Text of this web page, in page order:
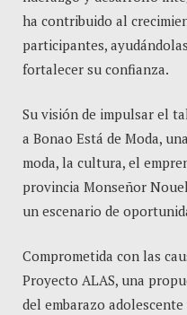
ha contribuido al
participantes,
fortalecer su confianza.
Su visión de impulsar el
a Bonao Está de Moda,
moda, la cultura, el
provincia Monseñor
un escenario de
Comprometida con las
Proyecto ALAS, una
del embarazo